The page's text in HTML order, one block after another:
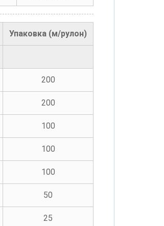
Упаковка (м/рулон)
200
200
100
100
100
50
25